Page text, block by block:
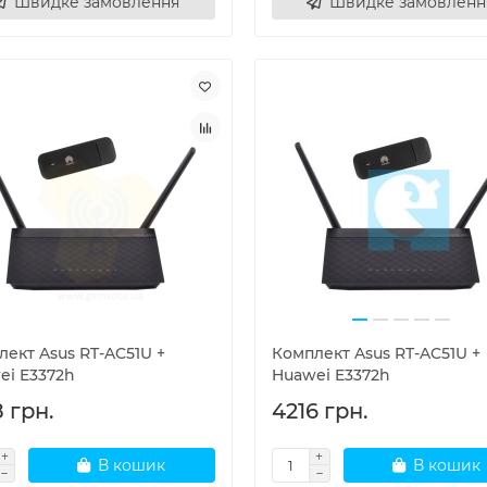
Asus RT-AC51U +
E3372h
грн.
В кошик
Комплект Asus RT-AC51U +
Huawei E3372h
4216 грн.
В кошик